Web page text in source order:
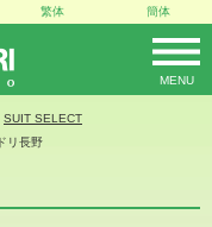
MENU
繁体 簡体
SUIT SELECT
リ長野